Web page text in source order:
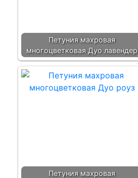
Петуния махровая
многоцветковая Дуо лавендер
Петуния махровая